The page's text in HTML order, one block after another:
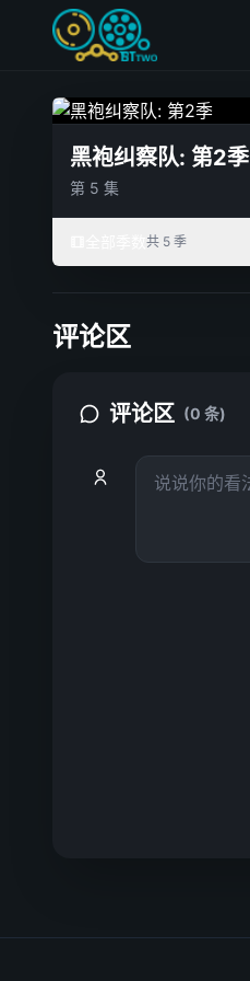
黑袍纠察队: 第2季
第 5 集
共 5 季
评论区
评论区 (0 条)